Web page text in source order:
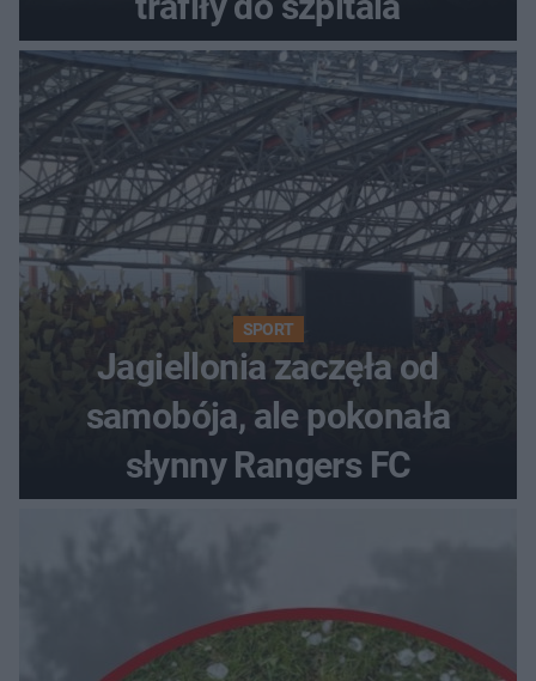
SPORT
Jagiellonia zaczęła od
samobója, ale pokonała
słynny Rangers FC